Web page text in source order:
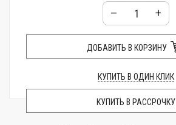
– +
ДОБАВИТЬ В КОРЗИНУ
КУПИТЬ В ОДИН КЛИК
КУПИТЬ В РАССРОЧКУ